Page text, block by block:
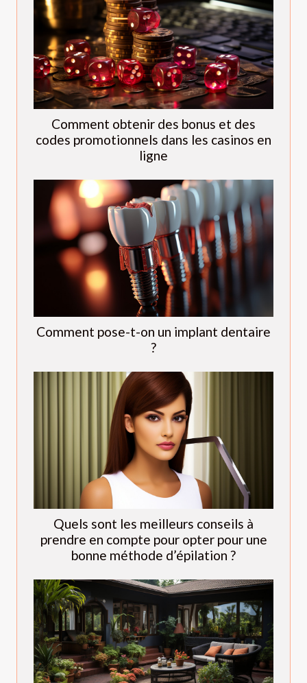
Comment obtenir des bonus et des
codes promotionnels dans les casinos en
ligne
Comment pose-t-on un implant dentaire
?
Quels sont les meilleurs conseils à
prendre en compte pour opter pour une
bonne méthode d’épilation ?